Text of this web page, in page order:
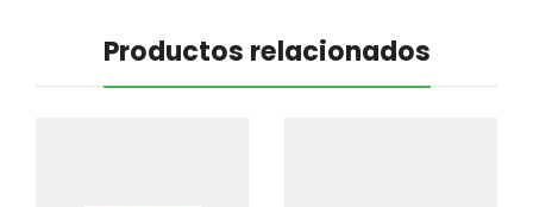
Productos relacionados